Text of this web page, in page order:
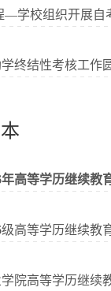
—学校组织开展自
终结性考核工作
高等学历继续教
高等学历继续教
院高等学历继续